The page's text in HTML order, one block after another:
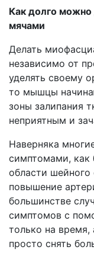
Как долго
мячами
Делать
независимо от
уделять своему
то мышцы
зоны залипания
неприятным и
Наверняка
симптомами, как
области шейного
повышение
большинстве
симптомов с
только на
просто снять